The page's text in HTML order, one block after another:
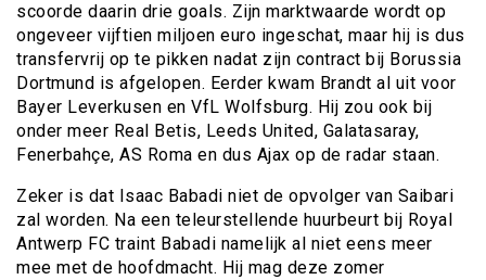
scoorde daarin drie goals. Zijn marktwaarde wordt op
ongeveer vijftien miljoen euro ingeschat, maar hij is dus
transfervrij op te pikken nadat zijn contract bij Borussia
Dortmund is afgelopen. Eerder kwam Brandt al uit voor
Bayer Leverkusen en VfL Wolfsburg. Hij zou ook bij
onder meer Real Betis, Leeds United, Galatasaray,
Fenerbahçe, AS Roma en dus Ajax op de radar staan.
Zeker is dat Isaac Babadi niet de opvolger van Saibari
zal worden. Na een teleurstellende huurbeurt bij Royal
Antwerp FC traint Babadi namelijk al niet eens meer
mee met de hoofdmacht. Hij mag deze zomer